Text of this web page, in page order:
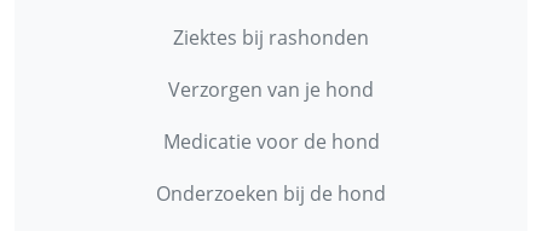
Ziektes bij rashonden
Verzorgen van je hond
Medicatie voor de hond
Onderzoeken bij de hond